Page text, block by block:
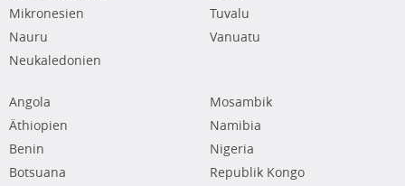
Mikronesien
Nauru
Neukaledonien
Tuvalu
Vanuatu
Angola
Äthiopien
Benin
Botsuana
Mosambik
Namibia
Nigeria
Republik Kongo